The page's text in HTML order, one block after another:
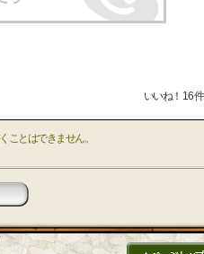
いいね！ 16件
ことはできません。